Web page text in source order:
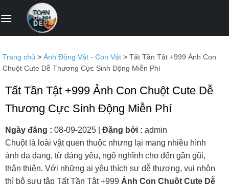
qua
Trang chủ > Ảnh Động Vật - Con Vật > Tất Tần Tật +999 Ảnh Con
Chuột Cute Dễ Thương Cực Sinh Động Miễn Phí
Tất Tần Tật +999 Ảnh Con Chuột Cute Dễ
Thương Cực Sinh Động Miễn Phí
Ngày đăng : 08-09-2025 Đăng bởi : admin
Chuột là loài vật quen thuộc nhưng lại mang nhiều hình
ảnh đa dạng, từ đáng yêu, ngộ nghĩnh cho đến gần gũi,
thân thiện. Với những ai yêu thích sự dễ thương, vui nhộn
thì bộ sưu tập Tất Tần Tật +999 Ảnh Con Chuột Cute Dễ